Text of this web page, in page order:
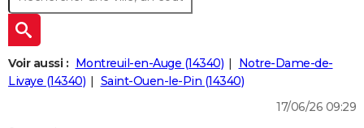
Retraite
Impôts
Epargne
Immobilier
Risques naturels par ville
Banque
Assurance
Crédit
AUTO
Essais
Réserver un essai
Citadines
Berlines
SUV
Forum auto
+
HIGH-TECH
Mobiles
Meilleur smartphone
Internet
Ordinateurs
Jeux vidéo
Guide high-tech
+
BRICOLAGE
Voir aussi : Montreuil-en-Auge (14340)
Notre-Dame-de-
Livaye (14340)
Saint-Ouen-le-Pin (14340)
17/06/26 09:29